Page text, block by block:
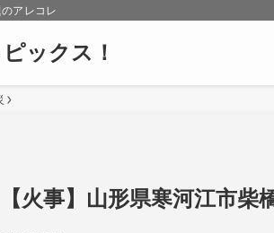
アレコレ
ックス！
【火事】山形県寒河江市